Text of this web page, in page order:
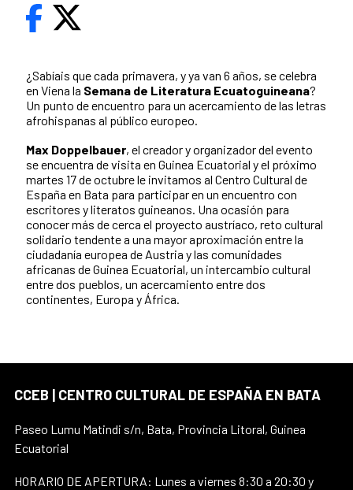
¿Sabíais que cada primavera, y ya van 6 años, se celebra
en Viena la Semana de Literatura Ecuatoguineana?
Un punto de encuentro para un acercamiento de las letras
afrohispanas al público europeo.
Max Doppelbauer, el creador y organizador del evento
se encuentra de visita en Guinea Ecuatorial y el próximo
martes 17 de octubre le invitamos al Centro Cultural de
España en Bata para participar en un encuentro con
escritores y literatos guineanos. Una ocasión para
conocer más de cerca el proyecto austríaco, reto cultural
solidario tendente a una mayor aproximación entre la
ciudadanía europea de Austria y las comunidades
africanas de Guinea Ecuatorial, un intercambio cultural
entre dos pueblos, un acercamiento entre dos
continentes, Europa y África.
CCEB | CENTRO CULTURAL DE ESPAÑA EN BATA
Paseo Lumu Matindi s/n, Bata, Provincia Litoral, Guinea
Ecuatorial
HORARIO DE APERTURA: Lunes a viernes 8:30 a 20:30 y